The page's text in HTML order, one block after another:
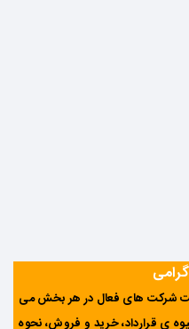
شرکت های فعال در هر بخش می
ی قرارداد، خرید و فروش، نحوه